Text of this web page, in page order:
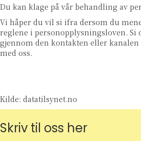
Du kan klage på vår behandling av
Vi håper du vil si ifra dersom du
reglene i personopplysningsloven. Si
gjennom den kontakten eller
med oss.
Kilde: datatilsynet.no
Skriv til oss her